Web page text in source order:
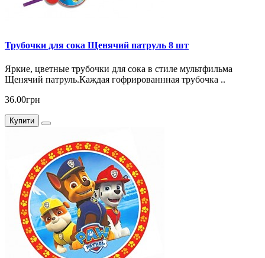
Трубочки для сока Щенячий патруль 8 шт
Яркие, цветные трубочки для сока в стиле мультфильма
Щенячий патруль.Каждая гофрированнная трубочка ..
36.00грн
Купити